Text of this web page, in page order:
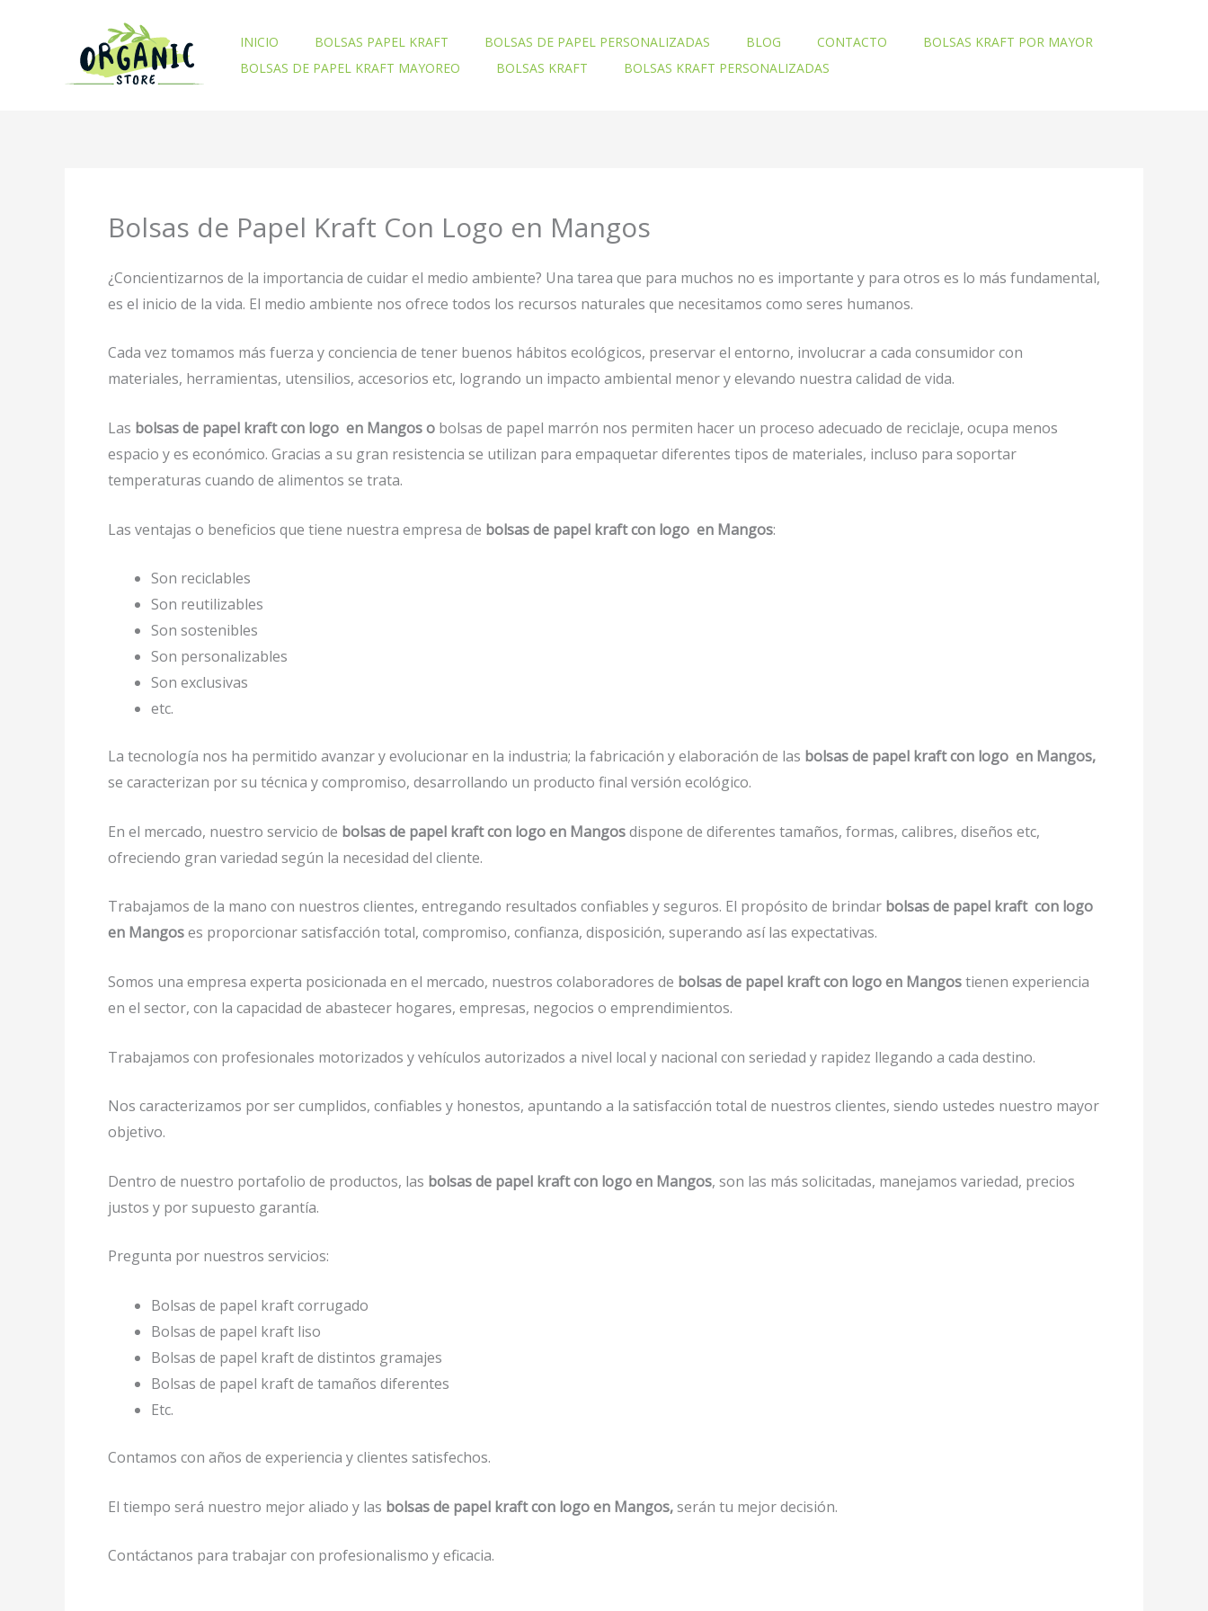
INICIO BOLSAS PAPEL KRAFT BOLSAS DE PAPEL PERSONALIZADAS BLOG CONTACTO
BOLSAS KRAFT POR MAYOR
BOLSAS DE PAPEL KRAFT MAYOREO
BOLSAS KRAFT BOLSAS KRAFT PERSONALIZADAS
Bolsas de Papel Kraft Con Logo en Mangos
¿Concientizarnos de la importancia de cuidar el medio ambiente? Una tarea que para muchos no es importante y para otros es lo más fundamental,
es el inicio de la vida. El medio ambiente nos ofrece todos los recursos naturales que necesitamos como seres humanos.
Cada vez tomamos más fuerza y conciencia de tener buenos hábitos ecológicos, preservar el entorno, involucrar a cada consumidor con
materiales, herramientas, utensilios, accesorios etc, logrando un impacto ambiental menor y elevando nuestra calidad de vida.
Las bolsas de papel kraft con logo en Mangos o bolsas de papel marrón nos permiten hacer un proceso adecuado de reciclaje, ocupa menos
espacio y es económico. Gracias a su gran resistencia se utilizan para empaquetar diferentes tipos de materiales, incluso para soportar
temperaturas cuando de alimentos se trata.
Las ventajas o beneficios que tiene nuestra empresa de bolsas de papel kraft con logo en Mangos:
Son reciclables
Son reutilizables
Son sostenibles
Son personalizables
Son exclusivas
etc.
La tecnología nos ha permitido avanzar y evolucionar en la industria; la fabricación y elaboración de las bolsas de papel kraft con logo en Mangos,
se caracterizan por su técnica y compromiso, desarrollando un producto final versión ecológico.
En el mercado, nuestro servicio de bolsas de papel kraft con logo en Mangosdispone de diferentes tamaños, formas, calibres, diseños etc,
ofreciendo gran variedad según la necesidad del cliente.
Trabajamos de la mano con nuestros clientes, entregando resultados confiables y seguros. El propósito de brindar bolsas de papel kraft con logo
en Mangoses proporcionar satisfacción total, compromiso, confianza, disposición, superando así las expectativas.
Somos una empresa experta posicionada en el mercado, nuestros colaboradores de bolsas de papel kraft con logo en Mangostienen experiencia
en el sector, con la capacidad de abastecer hogares, empresas, negocios o emprendimientos.
Trabajamos con profesionales motorizados y vehículos autorizados a nivel local y nacional con seriedad y rapidez llegando a cada destino.
Nos caracterizamos por ser cumplidos, confiables y honestos, apuntando a la satisfacción total de nuestros clientes, siendo ustedes nuestro mayor
objetivo.
Dentro de nuestro portafolio de productos, las bolsas de papel kraft con logo en Mangos, son las más solicitadas, manejamos variedad, precios
justos y por supuesto garantía.
Pregunta por nuestros servicios:
Bolsas de papel kraft corrugado
Bolsas de papel kraft liso
Bolsas de papel kraft de distintos gramajes
Bolsas de papel kraft de tamaños diferentes
Etc.
Contamos con años de experiencia y clientes satisfechos.
El tiempo será nuestro mejor aliado y las bolsas de papel kraft con logo en Mangos,serán tu mejor decisión.
Contáctanos para trabajar con profesionalismo y eficacia.